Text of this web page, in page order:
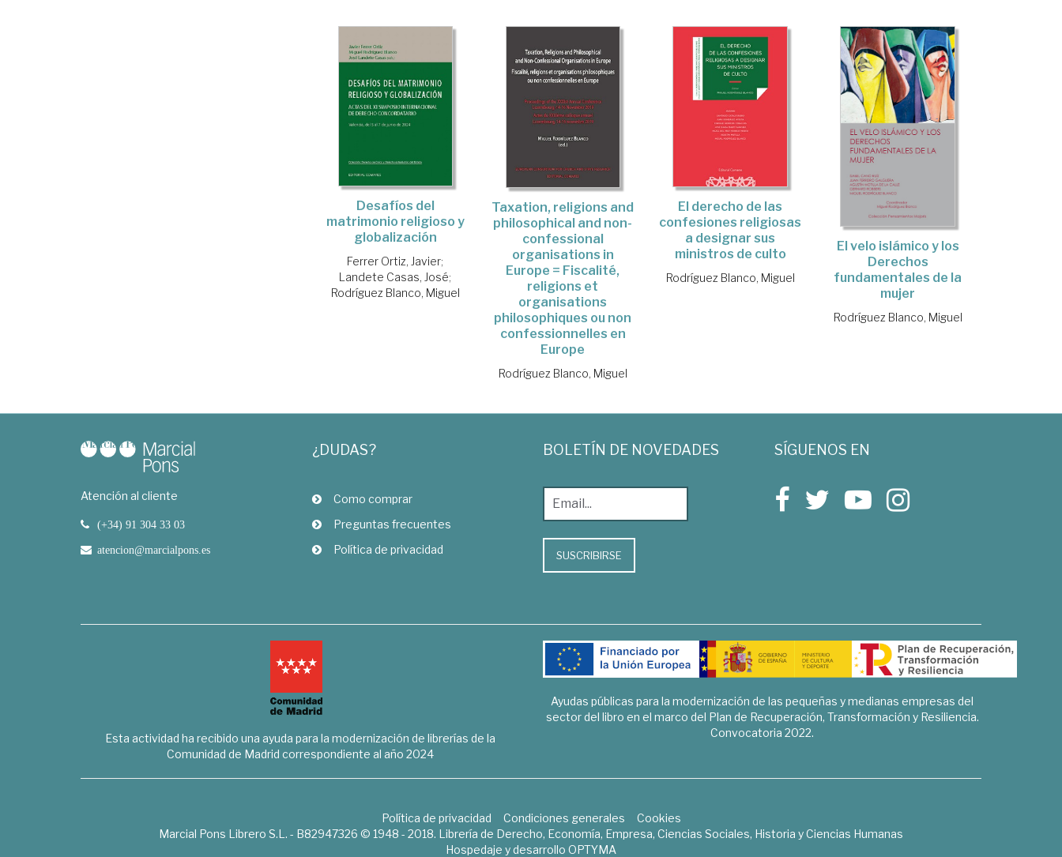
Desafíos del
matrimonio religioso y
globalización
Ferrer Ortiz, Javier;
Landete Casas, José;
Rodríguez Blanco, Miguel
Taxation, religions and
philosophical and non-
confessional
organisations in
Europe = Fiscalité,
religions et
organisations
philosophiques ou non
confessionnelles en
Europe
Rodríguez Blanco, Miguel
El derecho de las
confesiones religiosas
a designar sus
ministros de culto
Rodríguez Blanco, Miguel
El velo islámico y los
Derechos
fundamentales de la
mujer
Rodríguez Blanco, Miguel
Atención al cliente
(+34) 91 304 33 03
atencion@marcialpons.es
¿DUDAS?
Como comprar
Preguntas frecuentes
Política de privacidad
BOLETÍN DE NOVEDADES
SUSCRIBIRSE
SÍGUENOS EN
Esta actividad ha recibido una ayuda para la modernización de librerías de la
Comunidad de Madrid correspondiente al año 2024
Ayudas públicas para la modernización de las pequeñas y medianas empresas del
sector del libro en el marco del Plan de Recuperación, Transformación y Resiliencia.
Convocatoria 2022.
Política de privacidad Condiciones generales
Cookies
Marcial Pons Librero S.L. - B82947326 © 1948 - 2018. Librería de Derecho, Economía, Empresa, Ciencias Sociales, Historia y Ciencias Humanas
Hospedaje y desarrollo OPTYMA